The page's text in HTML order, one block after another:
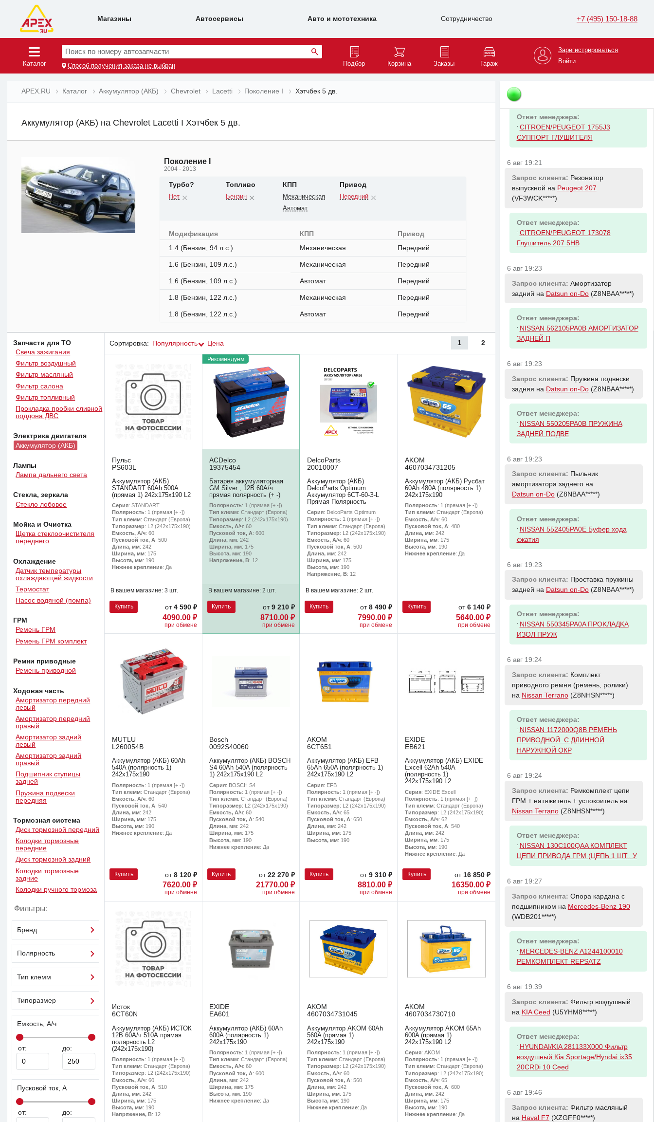
Магазины Автосервисы Авто и мототехника Сотрудничество +7 (495) 150-18-88
Каталог
Поиск по номеру автозапчасти
Способ получения заказа не выбран Подбор Корзина Заказы Гараж
Зарегистрироваться
Войти
APEX.RU Каталог Аккумулятор (АКБ) Chevrolet Lacetti Поколение I Хэтчбек 5 дв.
Аккумулятор (АКБ) на Chevrolet Lacetti I Хэтчбек 5 дв.
Поколение I
2004 - 2013
Турбо?
Нет
Топливо
Бензин
КПП
Механическая
Автомат
Привод
Передний
Модификация КПП
Привод
1.4 (Бензин, 94 л.с.)
Механическая Передний
1.6 (Бензин, 109 л.с.) Механическая Передний
1.6 (Бензин, 109 л.с.) Автомат Передний
1.8 (Бензин, 122 л.с.) Механическая Передний
1.8 (Бензин, 122 л.с.) Автомат Передний
Запчасти для ТО
Свеча зажигания
Фильтр воздушный
Фильтр масляный
Фильтр салона
Фильтр топливный
Прокладка пробки сливной
поддона ДВС
Электрика двигателя
Аккумулятор (АКБ)
Лампы
Лампа дальнего света
Стекла, зеркала
Стекло лобовое
Мойка и Очистка
Щетка стеклоочистителя
переднего
Охлаждение
Датчик температуры
охлаждающей жидкости
Термостат
Насос водяной (помпа)
ГРМ
Ремень ГРМ
Ремень ГРМ комплект
Ремни приводные
Ремень приводной
Ходовая часть
Амортизатор передний
левый
Амортизатор передний
правый
Амортизатор задний
левый
Амортизатор задний
правый
Подшипник ступицы
задней
Пружина подвески
передняя
Тормозная система
Диск тормозной передний
Колодки тормозные
передние
Диск тормозной задний
Колодки тормозные
задние
Колодки ручного тормоза
Фильтры:
Бренд
Полярность
Тип клемм
Типоразмер
Емкость, А/ч
от: до:
Пусковой ток, А
от: до:
Сортировка: Популярность Цена 1 2
Пульс
PS603L
Аккумулятор (АКБ)
STANDART 60Ah 500A
(прямая 1) 242x175x190 L2
Серия: STANDART
Полярность: 1 (прямая [+ -])
Тип клемм: Стандарт (Европа)
Типоразмер: L2 (242х175х190)
Емкость, А/ч: 60
Пусковой ток, А: 500
Длина, мм: 242
Ширина, мм: 175
Высота, мм: 190
Нижнее крепление: Да
В вашем магазине: 3 шт.
Купить от4 590 ₽
4090.00 ₽
при обмене
Рекомендуем
ACDelco
19375454
Батарея аккумуляторная
GM Silver , 12В 60А/ч
прямая полярность (+ -)
Полярность: 1 (прямая [+ -])
Тип клемм: Стандарт (Европа)
Типоразмер: L2 (242х175х190)
Емкость, А/ч: 60
Пусковой ток, А: 600
Длина, мм: 242
Ширина, мм: 175
Высота, мм: 190
Напряжение, В: 12
В вашем магазине: 2 шт.
Купить от 9 210 ₽
8710.00 ₽
при обмене
DelcoParts
20010007
Аккумулятор (АКБ)
DelcoParts Optimum
Аккумулятор 6СТ-60-З-L
Прямая Полярность
Серия: DelcoParts Optimum
Полярность: 1 (прямая [+ -])
Тип клемм: Стандарт (Европа)
Типоразмер: L2 (242х175х190)
Емкость, А/ч: 60
Пусковой ток, А: 500
Длина, мм: 242
Ширина, мм: 175
Высота, мм: 190
Напряжение, В: 12
В вашем магазине:2 шт.
Купить от8 490 ₽
7990.00 ₽
при обмене
AKOM
4607034731205
Аккумулятор (АКБ) Русбат
60Ah 480A (полярность 1)
242x175x190
Полярность: 1 (прямая [+ -])
Тип клемм: Стандарт (Европа)
Емкость, А/ч: 60
Пусковой ток, А: 480
Длина, мм: 242
Ширина, мм: 175
Высота, мм: 190
Нижнее крепление: Да
Купить от 6 140 ₽
5640.00 ₽
при обмене
MUTLU
L260054B
Аккумулятор (АКБ) 60Ah
540A (полярность 1)
242x175x190
Полярность: 1 (прямая [+ -])
Тип клемм: Стандарт (Европа)
Емкость, А/ч: 60
Пусковой ток, А: 540
Длина, мм: 242
Ширина, мм: 175
Высота, мм: 190
Нижнее крепление: Да
Купить от8 120 ₽
7620.00 ₽
при обмене
Bosch
0092S40060
Аккумулятор (АКБ) BOSCH
S4 60Ah 540A (полярность
1) 242x175x190 L2
Серия: BOSCH S4
Полярность: 1 (прямая [+ -])
Тип клемм: Стандарт (Европа)
Типоразмер: L2 (242х175х190)
Емкость, А/ч: 60
Пусковой ток, А: 540
Длина, мм: 242
Ширина, мм: 175
Высота, мм: 190
Нижнее крепление: Да
Купить от 22 270 ₽
21770.00 ₽
при обмене
AKOM
6CT651
Аккумулятор (АКБ) EFB
65Ah 650A (полярность 1)
242x175x190 L2
Серия: EFB
Полярность: 1 (прямая [+ -])
Тип клемм: Стандарт (Европа)
Типоразмер: L2 (242х175х190)
Емкость, А/ч: 65
Пусковой ток, А: 650
Длина, мм: 242
Ширина, мм: 175
Высота, мм: 190
Купить от9 310 ₽
8810.00 ₽
при обмене
EXIDE
EB621
Аккумулятор (АКБ) EXIDE
Excell 62Ah 540A
(полярность 1)
242x175x190 L2
Серия: EXIDE Excell
Полярность: 1 (прямая [+ -])
Тип клемм: Стандарт (Европа)
Типоразмер: L2 (242х175х190)
Емкость, А/ч: 62
Пусковой ток, А: 540
Длина, мм: 242
Ширина, мм: 175
Высота, мм: 190
Нижнее крепление: Да
Купить от 16 850 ₽
16350.00 ₽
при обмене
Исток
6CT60N
Аккумулятор (АКБ) ИСТОК
12В 60А/ч 510А прямая
полярность L2
(242х175х190)
Полярность: 1 (прямая [+ -])
Тип клемм: Стандарт (Европа)
Типоразмер: L2 (242х175х190)
Емкость, А/ч: 60
Пусковой ток, А: 510
Длина, мм: 242
Ширина, мм: 175
Высота, мм: 190
Напряжение, В: 12
EXIDE
EA601
Аккумулятор (АКБ) 60Ah
600A (полярность 1)
242x175x190
Полярность: 1 (прямая [+ -])
Тип клемм: Стандарт (Европа)
Емкость, А/ч: 60
Пусковой ток, А: 600
Длина, мм: 242
Ширина, мм: 175
Высота, мм: 190
Нижнее крепление: Да
AKOM
4607034731045
Аккумулятор AKOM 60Ah
560A (прямая 1)
242x175x190
Полярность: 1 (прямая [+ -])
Тип клемм: Стандарт (Европа)
Типоразмер: L2 (242х175х190)
Емкость, А/ч: 60
Пусковой ток, А: 560
Длина, мм: 242
Ширина, мм: 175
Высота, мм: 190
Нижнее крепление: Да
AKOM
4607034730710
Аккумулятор AKOM 65Ah
600A (прямая 1)
242x175x190 L2
Серия: AKOM
Полярность: 1 (прямая [+ -])
Тип клемм: Стандарт (Европа)
Типоразмер: L2 (242х175х190)
Емкость, А/ч: 65
Пусковой ток, А: 600
Длина, мм: 242
Ширина, мм: 175
Высота, мм: 190
Нижнее крепление: Да
Ответ менеджера:
6 авг 19:21
Запрос клиента:Крепление
Peugeot 207
Ответ менеджера:
- CITROEN/PEUGEOT 1755J3
СУППОРТ ГЛУШИТЕЛЯ
6 авг 19:21
Запрос клиента: Резонатор
выпускной на Peugeot 207
(VF3WCK*****)
Ответ менеджера:
- CITROEN/PEUGEOT 173078
Глушитель 207 5HB
6 авг 19:23
Запрос клиента: Амортизатор
задний на Datsun on-Do(Z8NBAA*****)
Ответ менеджера:
- NISSAN 562105PA0B АМОРТИЗАТОР
ЗАДНЕЙ П
6 авг 19:23
Запрос клиента: Пружина подвески
задняя на Datsun on-Do(Z8NBAA*****)
Ответ менеджера:
- NISSAN 550205PA0B ПРУЖИНА
ЗАДНЕЙ ПОДВЕ
6 авг 19:23
Запрос клиента: Пыльник
амортизатора заднего на
Datsun on-Do(Z8NBAA*****)
Ответ менеджера:
- NISSAN 552405PA0E Буфер хода
сжатия
6 авг 19:23
Запрос клиента: Проставка пружины
задней на Datsun on-Do(Z8NBAA*****)
Ответ менеджера:
- NISSAN 550345PA0A ПPOKЛAДKA
ИЗOЛ ПPУЖ
6 авг 19:24
Запрос клиента: Комплект
приводного ремня (ремень, ролики)
на Nissan Terrano(Z8NHSN*****)
Ответ менеджера:
- NISSAN 1172000Q8B РЕМЕНЬ
ПРИВОДНОЙ. С ДЛИННОЙ
НАРУЖНОЙ ОКР
6 авг 19:24
Запрос клиента: Ремкомплект цепи
ГРМ + натяжитель + успокоитель на
Nissan Terrano(Z8NHSN*****)
Ответ менеджера:
- NISSAN 130C100QAA КОМПЛЕКТ
ЦЕПИ ПРИВОДА ГРМ (ЦЕПЬ 1 ШТ.. У
6 авг 19:27
Запрос клиента: Опора кардана с
подшипником на Mercedes-Benz 190
(WDB201*****)
Ответ менеджера:
- MERCEDES-BENZ A1244100010
РЕМКОМПЛЕКТ REPSATZ
6 авг 19:39
Запрос клиента: Фильтр воздушный
на KIA Ceed (U5YHM8*****)
Ответ менеджера:
- HYUNDAI/KIA 281133X000 Фильтр
воздушный Kia Sportage/Hyndai ix35
20CRDi 10 Ceed
6 авг 19:46
Запрос клиента: Фильтр масляный
на Haval F7 (XZGFF0*****)